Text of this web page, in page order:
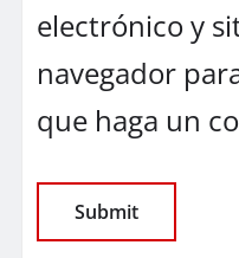
electrónico y
navegador
que haga un